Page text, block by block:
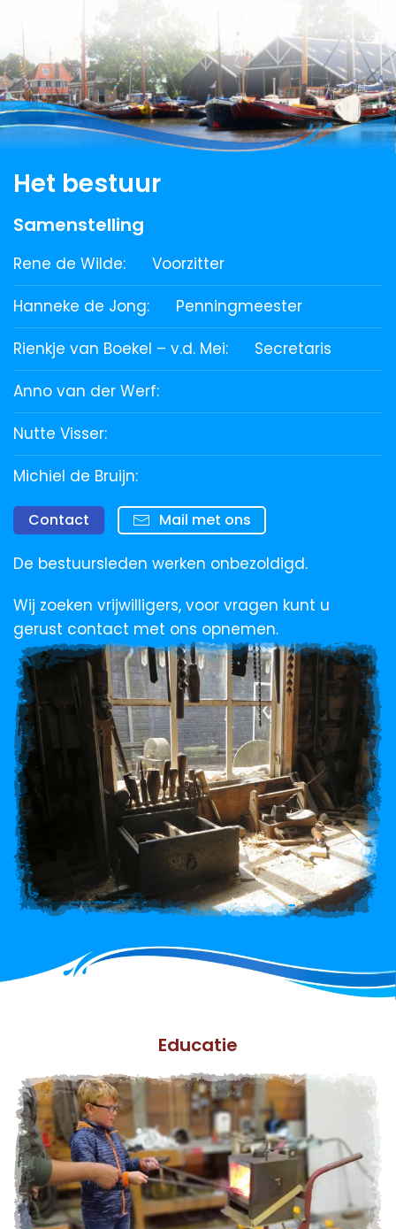
Het bestuur
Samenstelling
Rene de Wilde:
Voorzitter
Hanneke de Jong:
Penningmeester
Rienkje van Boekel – v.d. Mei:
Secretaris
Anno van der Werf:
Nutte Visser:
Michiel de Bruijn:
Contact Mail met ons
De bestuursleden werken onbezoldigd.
Wij zoeken vrijwilligers, voor vragen kunt u
gerust contact met ons opnemen.
Educatie